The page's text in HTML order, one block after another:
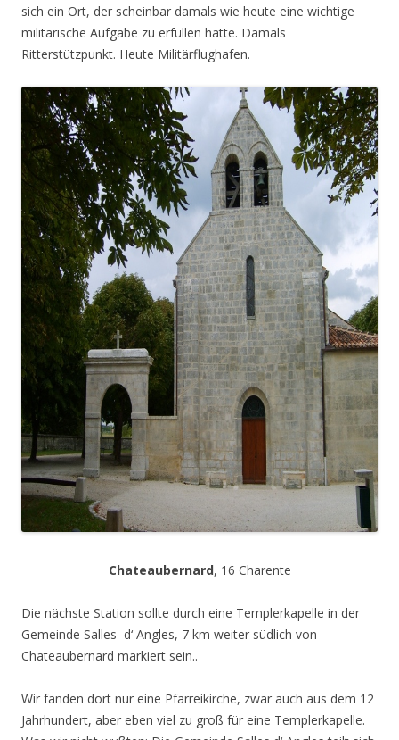
sich ein Ort, der scheinbar damals wie heute eine wichtige
militärische Aufgabe zu erfüllen hatte. Damals
Ritterstützpunkt. Heute Militärflughafen.
Chateaubernard, 16 Charente
Die nächste Station sollte durch eine Templerkapelle in der
Gemeinde Salles d‘ Angles, 7 km weiter südlich von
Chateaubernard markiert sein..
Wir fanden dort nur eine Pfarreikirche, zwar auch aus dem 12
Jahrhundert, aber eben viel zu groß für eine Templerkapelle.